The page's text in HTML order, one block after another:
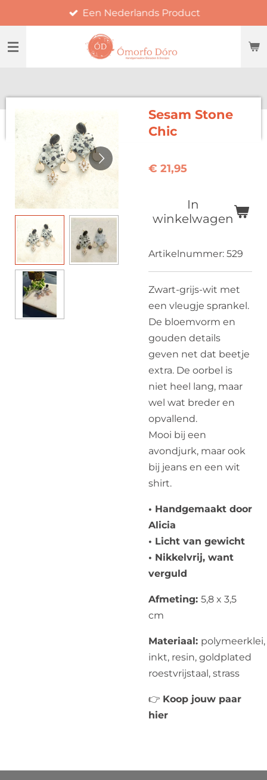
naar
Een Nederlands Product
Sesam Stone
Chic
€ 21,95
In
winkelwagen
Artikelnummer: 529
Zwart-grijs-wit met
een vleugje sprankel.
De bloemvorm en
gouden details
geven net dat beetje
extra. De oorbel is
niet heel lang, maar
wel wat breder en
opvallend.
Mooi bij een
avondjurk, maar ook
bij jeans en een wit
shirt.
• Handgemaakt door
Alicia
• Licht van gewicht
• Nikkelvrij, want
verguld
Afmeting: 5,8 x 3,5
cm
Materiaal: polymeerklei,
inkt, resin, goldplated
roestvrijstaal, strass
👉 Koop jouw paar
hier